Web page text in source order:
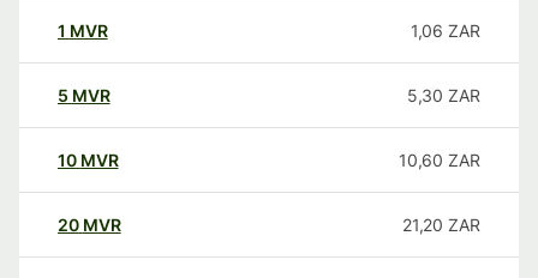
1 MVR 1,06 ZAR
5 MVR 5,30 ZAR
10 MVR 10,60 ZAR
20 MVR 21,20 ZAR